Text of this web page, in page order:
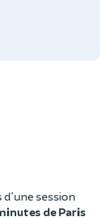
d'une session
de Paris